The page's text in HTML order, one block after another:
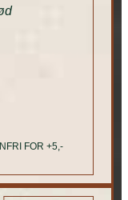
FOR +5,-